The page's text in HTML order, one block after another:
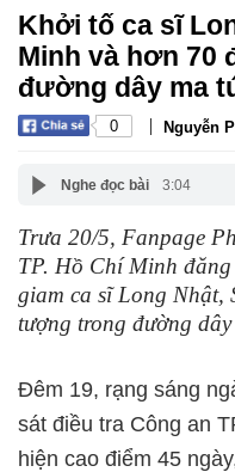
Khởi tố ca sĩ
Minh và hơn 70
đường dây ma
0 | Nguyễn
Nghe đọc bài 3:04
Trưa 20/5, Fanpage
TP. Hồ Chí Minh
giam ca sĩ Long Nhật,
tượng trong đường
Đêm 19, rạng sáng
sát điều tra Công an
hiện cao điểm 45